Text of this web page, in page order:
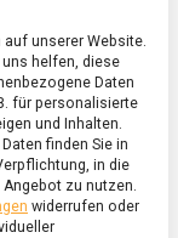
unserer Website.
helfen, diese
Daten
für personalisierte
und Inhalten.
finden Sie in
in die
zu nutzen.
widerrufen oder